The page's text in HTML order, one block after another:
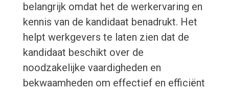
belangrijk omdat het de werkervaring en
kennis van de kandidaat benadrukt. Het
helpt werkgevers te laten zien dat de
kandidaat beschikt over de
noodzakelijke vaardigheden en
bekwaamheden om effectief en efficiënt